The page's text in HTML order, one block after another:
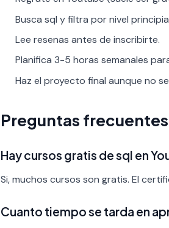
Busca sql y filtra por nivel
Lee resenas antes de inscribirte.
Planifica 3-5 horas semanales
Haz el proyecto final aunque no
Preguntas frecuentes
Hay cursos gratis de sql en
Si, muchos cursos son gratis. El
Cuanto tiempo se tarda en